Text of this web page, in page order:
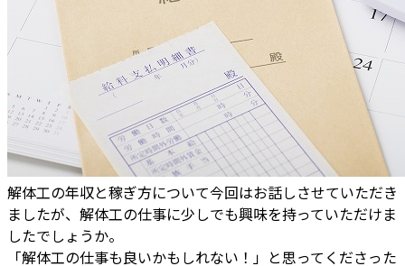
解体工の年収と稼ぎ方について今回はお話しさせていただき
ましたが、解体工の仕事に少しでも興味を持っていただけま
したでしょうか。
「解体工の仕事も良いかもしれない！」と思ってくださった